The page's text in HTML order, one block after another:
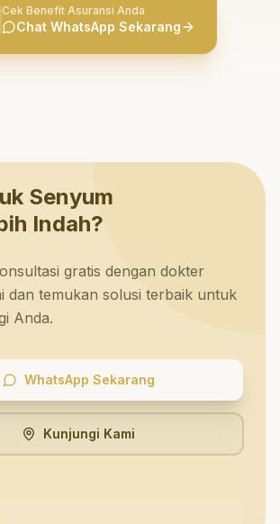
Cek Benefit Asuransi Anda
Chat WhatsApp Sekarang
Senyum
Indah?
gratis dengan dokter
dan temukan solusi terbaik untuk
Anda.
WhatsApp Sekarang
Kunjungi Kami